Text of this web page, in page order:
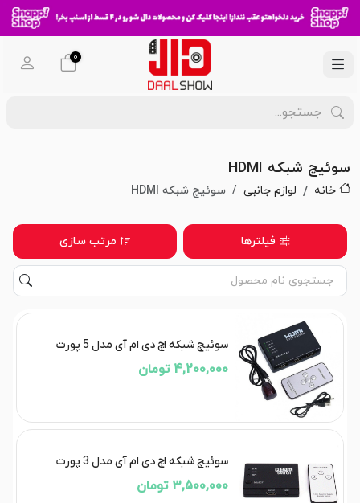
0
سوئیچ شبکه HDMI
خانه لوازم جانبی سوئیچ شبکه HDMI
فیلترها مرتب سازی
سوئیچ شبکه اچ دی ام آی مدل 5 پورت
4,200,000 تومان
سوئیچ شبکه اچ دی ام آی مدل 3 پورت
3,500,000 تومان